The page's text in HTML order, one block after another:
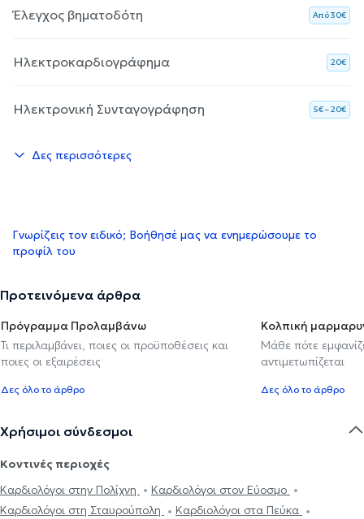
Έλεγχος βηματοδότη Aπό 30€
Ηλεκτροκαρδιογράφημα 20€
Ηλεκτρονική Συνταγογράφηση 5€ – 20€
Δες περισσότερες
Γνωρίζεις τον ειδικό; Βοήθησέ μας να ενημερώσουμε το
προφίλ του
Προτεινόμενα άρθρα
Πρόγραμμα Προλαμβάνω
Τι περιλαμβάνει, ποιες οι προϋποθέσεις και
ποιες οι εξαιρέσεις
Δες όλο το άρθρο
Κολπική
Μάθε πότε
αντιμετωπίζεται
Δες όλο το άρθρο
Χρήσιμοι σύνδεσμοι
Κοντινές περιοχές
Καρδιολόγοι στην Πολίχνη
Καρδιολόγοι στον Εύοσμο
Καρδιολόγοι στη Σταυρούπολη
Καρδιολόγοι στα Πεύκα